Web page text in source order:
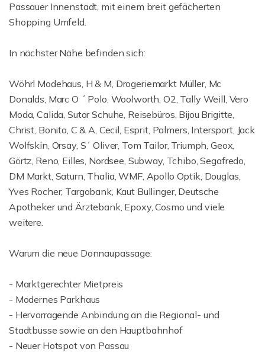
Passauer Innenstadt, mit einem breit gefächerten
Shopping Umfeld.
In nächster Nähe befinden sich:
Wöhrl Modehaus, H & M, Drogeriemarkt Müller, Mc
Donalds, Marc O ´ Polo, Woolworth, O2, Tally Weill, Vero
Moda, Calida, Sutor Schuhe, Reisebüros, Bijou Brigitte,
Christ, Bonita, C & A, Cecil, Esprit, Palmers, Intersport, Jack
Wolfskin, Orsay, S´ Oliver, Tom Tailor, Triumph, Geox,
Görtz, Reno, Eilles, Nordsee, Subway, Tchibo, Segafredo,
DM Markt, Saturn, Thalia, WMF, Apollo Optik, Douglas,
Yves Rocher, Targobank, Kaut Bullinger, Deutsche
Apotheker und Ärztebank, Epoxy, Cosmo und viele
weitere.
Warum die neue Donnaupassage:
- Marktgerechter Mietpreis
- Modernes Parkhaus
- Hervorragende Anbindung an die Regional- und
Stadtbusse sowie an den Hauptbahnhof
- Neuer Hotspot von Passau